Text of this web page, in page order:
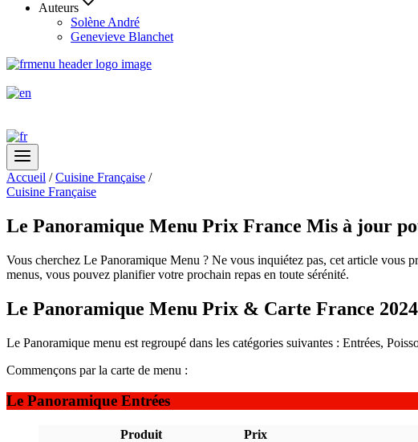
Auteurs
Solène André
Genevieve Blanchet
Accueil / Cuisine Française /
Cuisine Française
Le Panoramique Menu Prix France Mis à jour
Vous cherchez Le Panoramique Menu ? Ne vous inquiétez pas, cet article vous
menus, vous pouvez planifier votre prochain repas en toute sérénité.
Le Panoramique Menu Prix & Carte France 2024
Le Panoramique menu est regroupé dans les catégories suivantes : Entrées,
Commençons par la carte de menu :
Le Panoramique Entrées
Produit Prix